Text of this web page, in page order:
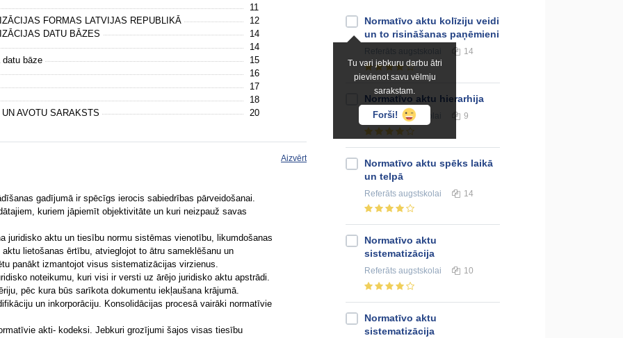
11
FORMAS LATVIJAS REPUBLIKĀ
12
DATU BĀZES
14
14
bāze
15
16
17
18
AVOTU SARAKSTS
20
Aizvērt
gadījumā ir spēcīgs ierocis sabiedrības pārveidošanai.
kuriem jāpiemīt objektivitāte un kuri neizpauž savas
juridisko aktu un tiesību normu sistēmas vienotību, likumdošanas
lietošanas ērtību, atvieglojot to ātru sameklēšanu un
panākt izmantojot visus sistematizācijas virzienus.
noteikumu, kuri visi ir versti uz ārējo juridisko aktu apstrādi.
pēc kura būs sarīkota dokumentu iekļaušana krājumā.
un inkorporāciju. Konsolidācijas procesā vairāki normatīvie
akti- kodeksi. Jebkuri grozījumi šajos visas tiesību
Tu vari jebkuru darbu ātri
pievienot savu vēlmju
sarakstam.
Forši!
Normatīvo aktu kolīziju veidi
un to risināšanas paņēmieni
14
Normatīvo aktu hierarhija
Referātsaugstskolai 9
Normatīvo aktu spēks laikā
un telpā
Referāts augstskolai 14
Normatīvo aktu
sistematizācija
Referāts augstskolai 10
Normatīvo aktu
sistematizācija